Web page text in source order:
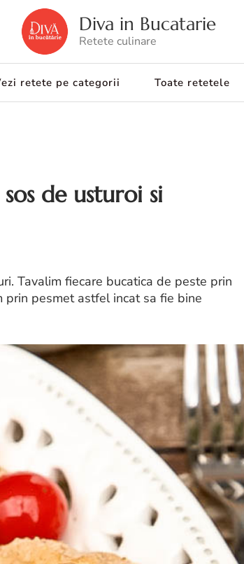
Diva in Bucatarie
Retete culinare
retete pe categorii Toate retetele
de usturoi si
Tavalim fiecare bucatica de peste prin
pesmet astfel incat sa fie bine